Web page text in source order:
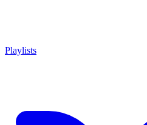
Playlists